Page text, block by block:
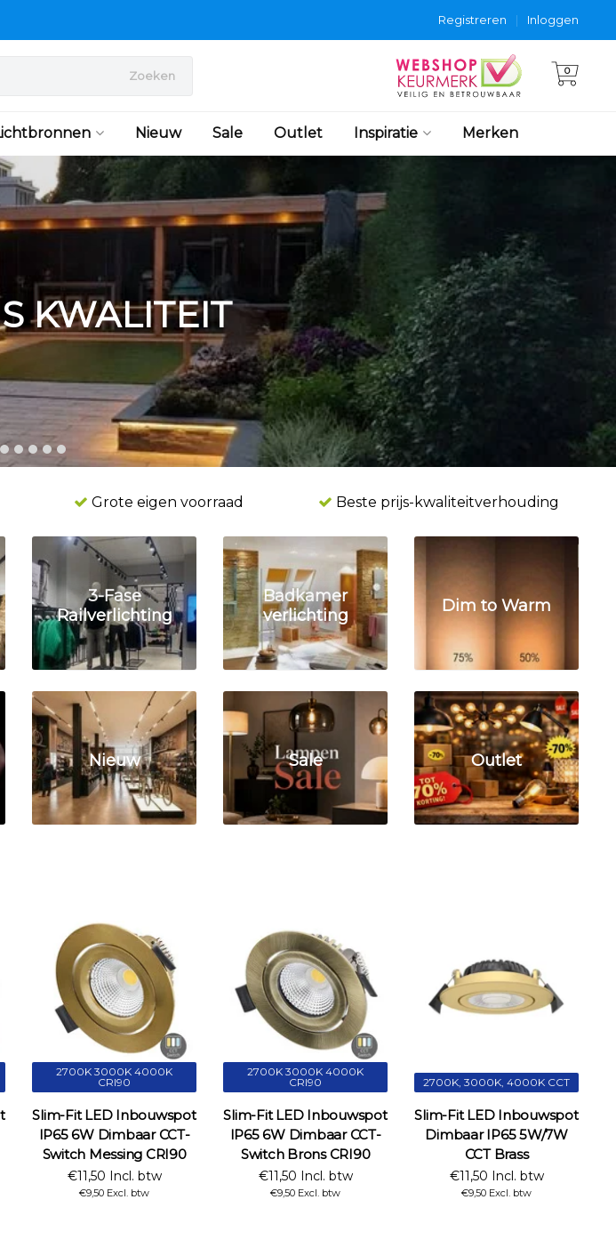
Inloggen
|
Registreren
Zoeken 0
Nieuw Sale Outlet Inspiratie Merken
Grote eigen voorraad Beste prijs-kwaliteitverhouding
3-Fase
Railverlichting
Badkamer
verlichting
Dim to Warm
Nieuw Sale Outlet
2700K 3000K 4000K
CRI90
Slim-Fit LED Inbouwspot
IP65 6W Dimbaar CCT-
Switch Messing CRI90
€11,50 Incl. btw
€9,50 Excl. btw
2700K 3000K 4000K
CRI90
Slim-Fit LED Inbouwspot
IP65 6W Dimbaar CCT-
Switch Brons CRI90
€11,50 Incl. btw
€9,50 Excl. btw
2700K, 3000K, 4000K CCT
Slim-Fit LED Inbouwspot
Dimbaar IP65 5W/7W
CCT Brass
€11,50 Incl. btw
€9,50 Excl. btw